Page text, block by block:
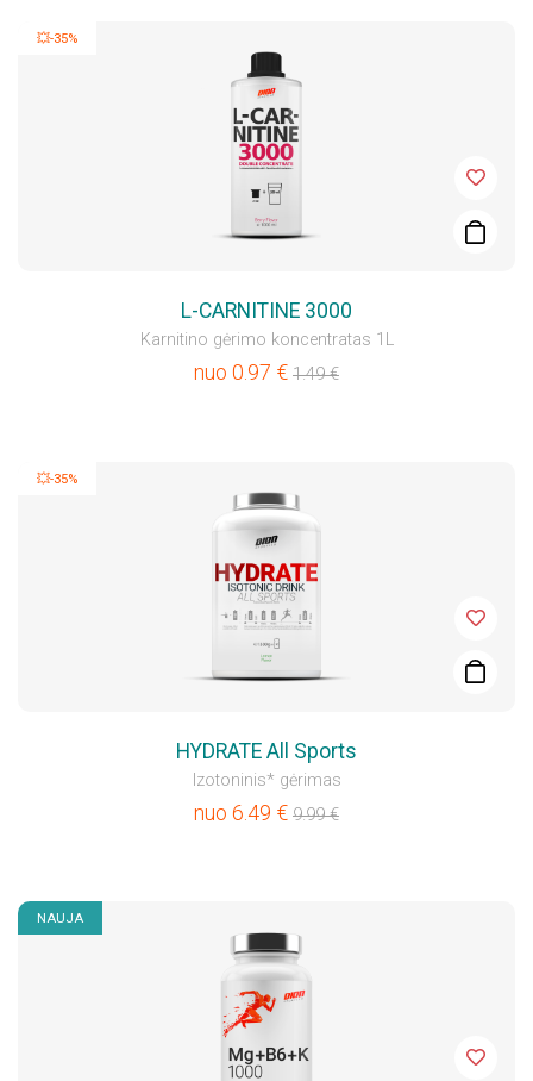
💥-35%
L-CARNITINE 3000
Karnitino gėrimo koncentratas 1L
nuo 0.97 € 1.49€
💥-35%
HYDRATE All Sports
Izotoninis* gėrimas
nuo 6.49 € 9.99€
NAUJA